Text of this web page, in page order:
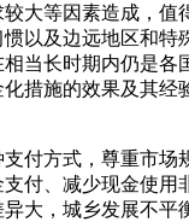
大等因素造成，值
以及边远地区和特
当长时期内仍是各
措施的效果及其经
方式，尊重市场
付、减少现金使用
大，城乡发展不平